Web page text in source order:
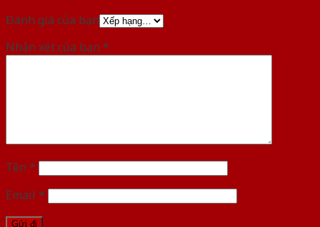
Đánh giá của bạn
Nhận xét của bạn *
Tên *
Email *